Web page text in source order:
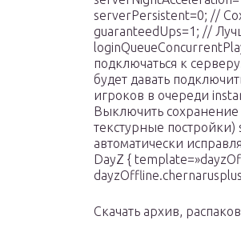
serverPersistent=0; //
guaranteedUps=1; //
подключаться к
будет давать
игроков в очереди
Выключить
текстурные
автоматически
DayZ {
Скачать архив,